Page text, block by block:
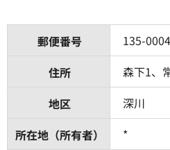
郵便番号
135-0004
住所
森下1、
地区
深川
所在地（所有者）
*